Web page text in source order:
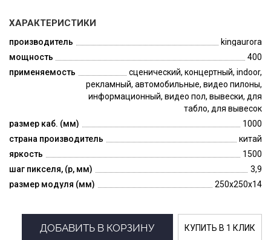
ХАРАКТЕРИСТИКИ
производитель
kingaurora
мощность
400
применяемость
сценический, концертный, indoor,
рекламный, автомобильные, видео пилоны,
информационный, видео пол, вывески, для
табло, для вывесок
размер каб. (мм)
1000
страна производитель
китай
яркость
1500
шаг пикселя, (p, мм)
3,9
размер модуля (мм)
250x250x14
ДОБАВИТЬ В КОРЗИНУ КУПИТЬ В 1 КЛИК